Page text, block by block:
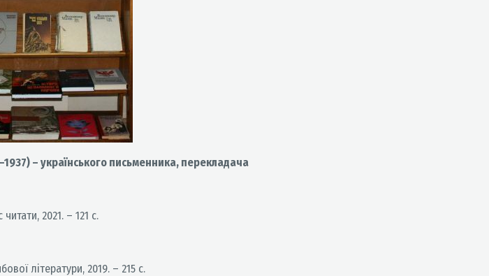
– українського письменника, перекладача
2021. – 121 с.
літератури, 2019. – 215 с.